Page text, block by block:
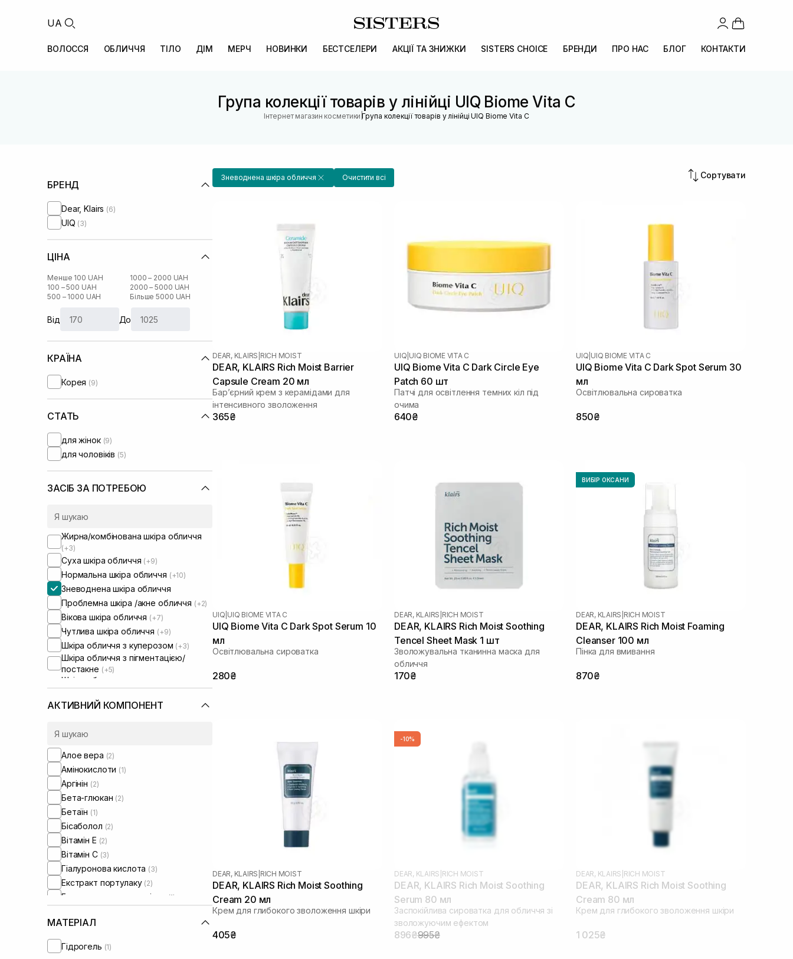
UA
ВОЛОССЯ ОБЛИЧЧЯ ТІЛО ДІМ МЕРЧ НОВИНКИ БЕСТСЕЛЕРИ АКЦІЇ ТА ЗНИЖКИ SISTERS CHOICE БРЕНДИ ПРО НАС БЛОГ КОНТАКТИ
Група колекції товарів у лінійці UIQ Biome Vita C
Інтернет магазин косметики |Група колекції товарів у лінійці UIQ Biome Vita C
БРЕНД
Dear, Klairs (6)
UIQ (3)
ЦІНА
Менше 100 UAH
100 – 500 UAH
500 – 1000 UAH
1000 – 2000 UAH
2000 – 5000 UAH
Більше 5000 UAH
Від До
КРАЇНА
Корея (9)
СТАТЬ
для жінок (9)
для чоловіків (5)
ЗАСІБ ЗА ПОТРЕБОЮ
Жирна/комбінована шкіра обличчя
(+3)
Суха шкіра обличчя (+9)
Нормальна шкіра обличчя (+10)
Зневоднена шкіра обличчя
Проблемна шкіра /акне обличчя (+2)
Вікова шкіра обличчя (+7)
Чутлива шкіра обличчя (+9)
Шкіра обличчя з куперозом (+3)
Шкіра обличчя з пігментацією/
постакне (+5)
Шкіра обличчя з розширеними
порами
Шкіра обличчя з порушеним
мікробіомом
Зволожуючі сироватки для
обличчя(+1)
Від синців під очима
АКТИВНИЙ КОМПОНЕНТ
Алое вера (2)
Амінокислоти (1)
Аргінін (2)
Бета-глюкан (2)
Бетаїн (1)
Бісаболол (2)
Вітамін Е (2)
Вітамін C (3)
Гіалуронова кислота (3)
Екстракт портулаку (2)
Екстракт рисових висівок (1)
Екстракт центелли азіатської
Кераміди (2)
МАТЕРІАЛ
Гідрогель (1)
Зневоднена шкіра обличчя Очистити всі Сортувати
DEAR, KLAIRS RICH MOIST
DEAR, KLAIRS Rich Moist Barrier
Capsule Cream 20 мл
Бар’єрний крем з керамідами для
інтенсивного зволоження
365₴
UIQ UIQ BIOME VITA C
UIQ Biome Vita C Dark Circle Eye
Patch 60 шт
Патчі для освітлення темних кіл під
очима
640₴
UIQ UIQ BIOME VITA C
UIQ Biome Vita C Dark Spot Serum 30
мл
Освітлювальна сироватка
850₴
UIQ UIQ BIOME VITA C
UIQ Biome Vita C Dark Spot Serum 10
мл
Освітлювальна сироватка
280₴
DEAR, KLAIRS RICH MOIST
DEAR, KLAIRS Rich Moist Soothing
Tencel Sheet Mask 1 шт
Зволожувальна тканинна маска для
обличчя
170₴
ВИБІР ОКСАНИ
DEAR, KLAIRS RICH MOIST
DEAR, KLAIRS Rich Moist Foaming
Cleanser 100 мл
Пінка для вмивання
870₴
DEAR, KLAIRS RICH MOIST
DEAR, KLAIRS Rich Moist Soothing
Cream 20 мл
Крем для глибокого зволоження шкіри
405₴
-10%
DEAR, KLAIRS RICH MOIST
DEAR, KLAIRS Rich Moist Soothing
Serum 80 мл
Заспокійлива сироватка для обличчя зі
зволожуючим ефектом
896₴995₴
DEAR, KLAIRS RICH MOIST
DEAR, KLAIRS Rich Moist Soothing
Cream 80 мл
Крем для глибокого зволоження шкіри
1 025₴